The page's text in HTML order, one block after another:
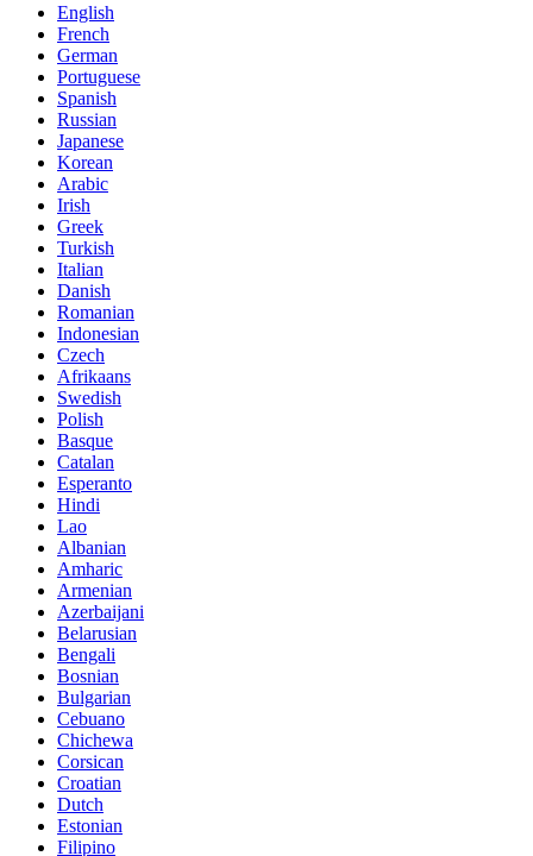
English
French
German
Portuguese
Spanish
Russian
Japanese
Korean
Arabic
Irish
Greek
Turkish
Italian
Danish
Romanian
Indonesian
Czech
Afrikaans
Swedish
Polish
Basque
Catalan
Esperanto
Hindi
Lao
Albanian
Amharic
Armenian
Azerbaijani
Belarusian
Bengali
Bosnian
Bulgarian
Cebuano
Chichewa
Corsican
Croatian
Dutch
Estonian
Filipino